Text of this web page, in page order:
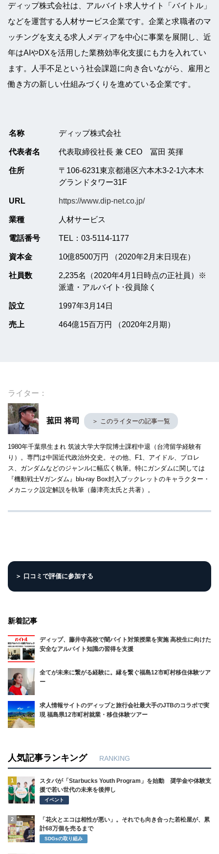
ディップ株式会社は、アルバイト求人サイト「バイトル」
などを運営する人材サービス企業です。企業と求職者のマ
ッチングを支える求人メディアを中心に事業を展開し、近
年はAIやDXを活用した業務効率化支援にも力を入れてい
ます。人手不足という社会課題に向き合いながら、雇用と
働き方の新しい仕組みづくりを進めている企業です。
名称 ディップ株式会社
代表者名 代表取締役社長 兼 CEO 冨田 英揮
住所
〒106-6231東京都港区六本木3-2-1六本木
グランドタワー31F
URL https://www.dip-net.co.jp/
業種 人材サービス
電話番号 TEL：03-5114-1177
資本金 10億8500万円 （2020年2月末日現在）
社員数
2,235名（2020年4月1日時点の正社員）※
派遣・アルバイト･役員除く
設立 1997年3月14日
売上 464億15百万円 （2020年2月期）
ライター：
菰田 将司 ＞ このライターの記事一覧
1980年千葉県生まれ 筑波大学大学院博士課程中退（台湾留学経験有
り）。専門は中国近代政治外交史。その他、F1、アイドル、プロレ
ス、ガンダムなどのジャンルに幅広く執筆。特にガンダムに関しては
『機動戦士Vガンダム』blu-ray Box封入ブックレットのキャラクター・
メカニック設定解説を執筆（藤津亮太氏と共著）。
＞ 口コミで評価に参加する
新着記事
ディップ、藤井寺高校で闇バイト対策授業を実施 高校生に向けた
安全なアルバイト知識の習得を支援
全てが未来に繋がる経験に。縁を繋ぐ福島12市町村移住体験ツア
ー
求人情報サイトのディップと旅行会社最大手のJTBのコラボで実
現 福島県12市町村就業・移住体験ツアー
人気記事ランキング RANKING
1
スタバが「Starbucks Youth Program」を始動 奨学金や体験支
援で若い世代の未来を後押し
イベント
2
「花火とエコは相性が悪い」。それでも向き合った若松屋が、累
計68万個を売るまで
SDGsの取り組み